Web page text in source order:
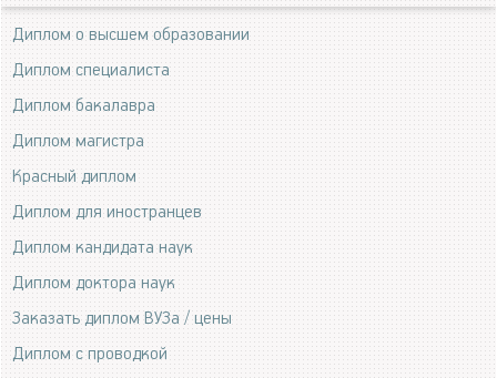
Диплом о высшем образовании
Диплом специалиста
Диплом бакалавра
Диплом магистра
Красный диплом
Диплом для иностранцев
Диплом кандидата наук
Диплом доктора наук
Заказать диплом ВУЗа / цены
Диплом с проводкой